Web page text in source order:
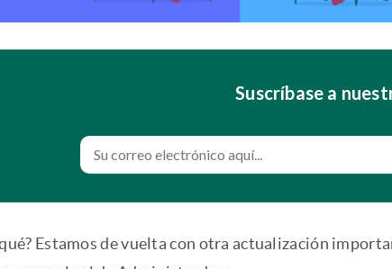
Suscríbase a
Estamos de vuelta con otra actualización